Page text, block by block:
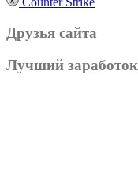
Друзья сайта
Лучший заработок